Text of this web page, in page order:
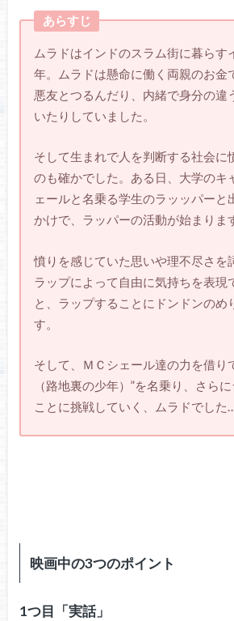
あらすじ
ムラドはインドのスラム街に暮らす
年。ムラドは懸命に働く両親のお金
悪友とつるんだり、内緒で身分の違
いたりしていました。
そして生まれで人を判断する社会に
のも確かでした。ある日、大学のキ
ェールと名乗る学生のラッッパーと
かけで、ラッパーの活動が始まりま
憤りを感じていた思いや理不尽さを
ラップによって自由に気持ちを表現
と、ラップすることにドンドンのめ
す。
そして、ＭＣシェール達の力を借り
（路地裏の少年）”を名乗り、さら
ことに挑戦していく、ムラドでした
映画中の3つのポイント
1つ目「実話」